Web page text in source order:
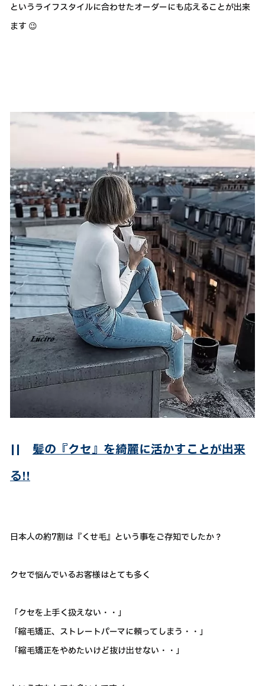
というライフスタイルに合わせたオーダーにも応えることが出来
ます 😉
|| 髪の『クセ』を綺麗に活かすことが出来
る!!
日本人の約7割は『くせ毛』という事をご存知でしたか？
クセで悩んでいるお客様はとても多く
「クセを上手く扱えない・・」
「縮毛矯正、ストレートパーマに頼ってしまう・・」
「縮毛矯正をやめたいけど抜け出せない・・」